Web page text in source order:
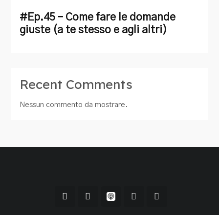
#Ep.45 – Come fare le domande
giuste (a te stesso e agli altri)
Recent Comments
Nessun commento da mostrare.